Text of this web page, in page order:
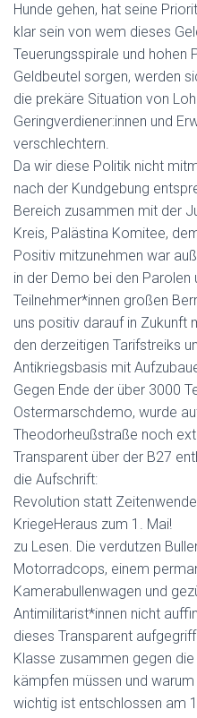
Hunde gehen, hat seine
klar sein von wem dieses
Teuerungsspirale und hohen
Geldbeutel sorgen, werden
die prekäre Situation von
Geringverdiener:innen und
verschlechtern.
Da wir diese Politik nicht
nach der Kundgebung
Bereich zusammen mit der
Kreis, Palästina Komitee,
Positiv mitzunehmen war
in der Demo bei den Parolen
Teilnehmer*innen großen
uns positiv darauf in Zukunft
den derzeitigen Tarifstreiks
Antikriegsbasis mit
Gegen Ende der über 3000
Ostermarschdemo, wurde
Theodorheußstraße noch
Transparent über der B27
die Aufschrift:
Revolution statt
KriegeHeraus zum 1. Mai!
zu Lesen. Die verdutzen
Motorradcops, einem
Kamerabullenwagen und
Antimilitarist*innen nicht
dieses Transparent
Klasse zusammen gegen
kämpfen müssen und
wichtig ist entschlossen am